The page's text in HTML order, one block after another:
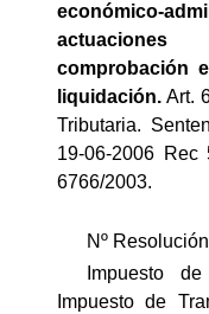
económico-
comprobación
liquidación. Art.
Tributaria.
19-06-2006
6766/2003.
Nº
Impuesto
Impuesto de